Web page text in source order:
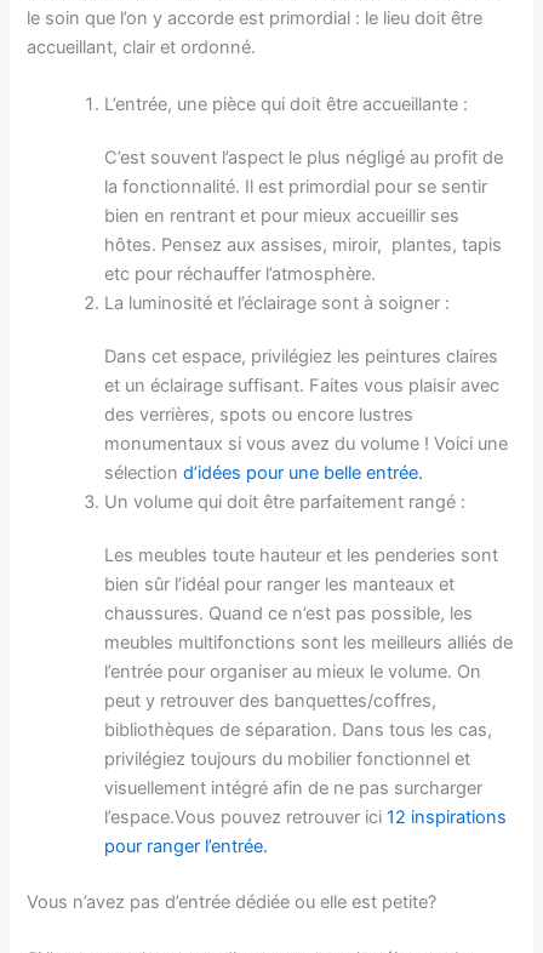
le soin que l’on y accorde est primordial : le lieu doit être
accueillant, clair et ordonné.
L’entrée, une pièce qui doit être accueillante :
C’est souvent l’aspect le plus négligé au profit de
la fonctionnalité. Il est primordial pour se sentir
bien en rentrant et pour mieux accueillir ses
hôtes. Pensez aux assises, miroir, plantes, tapis
etc pour réchauffer l’atmosphère.
La luminosité et l’éclairage sont à soigner :
Dans cet espace, privilégiez les peintures claires
et un éclairage suffisant. Faites vous plaisir avec
des verrières, spots ou encore lustres
monumentaux si vous avez du volume ! Voici une
sélectiond’idées pour une belle entrée.
Un volume qui doit être parfaitement rangé :
Les meubles toute hauteur et les penderies sont
bien sûr l’idéal pour ranger les manteaux et
chaussures. Quand ce n’est pas possible, les
meubles multifonctions sont les meilleurs alliés de
l’entrée pour organiser au mieux le volume. On
peut y retrouver des banquettes/coffres,
bibliothèques de séparation. Dans tous les cas,
privilégiez toujours du mobilier fonctionnel et
visuellement intégré afin de ne pas surcharger
l’espace.Vous pouvez retrouver ici12 inspirations
pour ranger l’entrée.
Vous n’avez pas d’entrée dédiée ou elle est petite?